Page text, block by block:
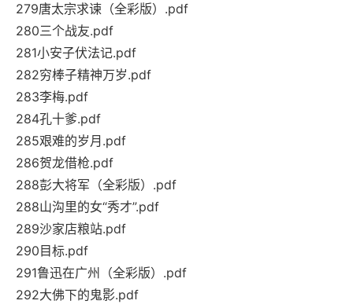
279唐太宗求谏（全彩版）.pdf
280三个战友.pdf
281小安子伏法记.pdf
282穷棒子精神万岁.pdf
283李梅.pdf
284孔十爹.pdf
285艰难的岁月.pdf
286贺龙借枪.pdf
288彭大将军（全彩版）.pdf
288山沟里的女“秀才”.pdf
289沙家店粮站.pdf
290目标.pdf
291鲁迅在广州（全彩版）.pdf
292大佛下的鬼影.pdf